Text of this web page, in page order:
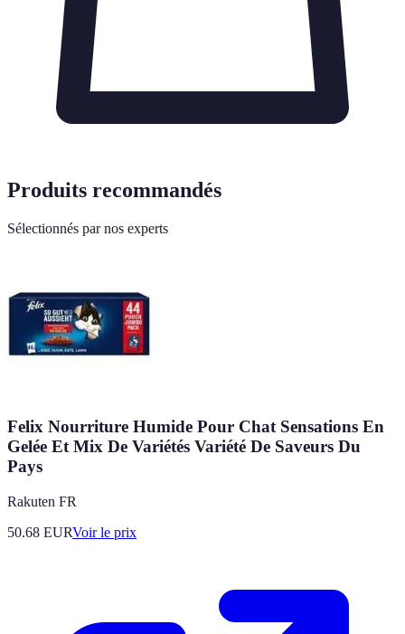
Produits recommandés
Sélectionnés par nos experts
Felix Nourriture Humide Pour Chat Sensations En
Gelée Et Mix De Variétés Variété De Saveurs Du
Pays
Rakuten FR
50.68 EURVoir le prix